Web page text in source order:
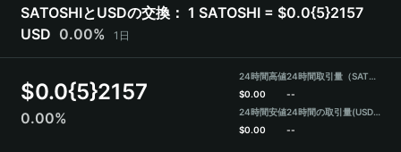
Bahasa Indonesia
ภาษาไทย
हिन्दी
Español
Português (Brasil)
SATOSHIとUSDの交換： 1 SATOSHI = $0.0{5}2157
USD 0.00% 1日
$0.0{5}2157
0.00%
24時間高値
$0.00
24時間安値
$0.00
24時間取引量（SATOSHI）
--
24時間の取引量(USDT)
--